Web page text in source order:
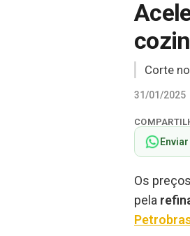
Corte
31/01/2025
Os
pela